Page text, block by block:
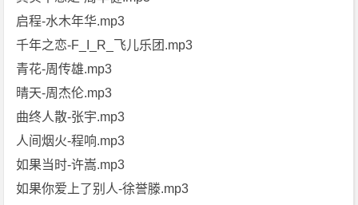
启程-水木年华.mp3
千年之恋-F_I_R_飞儿乐团.mp3
青花-周传雄.mp3
晴天-周杰伦.mp3
曲终人散-张宇.mp3
人间烟火-程响.mp3
如果当时-许嵩.mp3
如果你爱上了别人-徐誉滕.mp3